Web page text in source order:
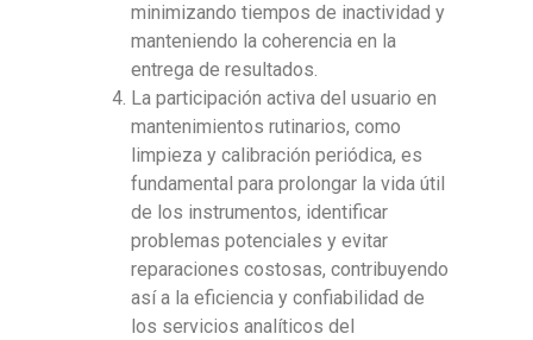
minimizando tiempos de inactividad y
manteniendo la coherencia en la
entrega de resultados.
La participación activa del usuario en
mantenimientos rutinarios, como
limpieza y calibración periódica, es
fundamental para prolongar la vida útil
de los instrumentos, identificar
problemas potenciales y evitar
reparaciones costosas, contribuyendo
así a la eficiencia y confiabilidad de
los servicios analíticos del